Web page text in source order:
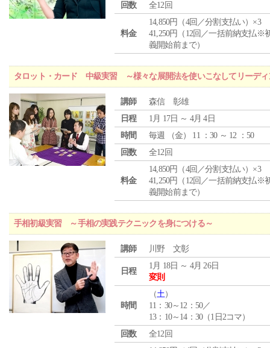
回数
全12回
料金
14,850円（4回／分割支払い）×3
41,250円（12回／一括前納支払※
義開始前まで）
タロット・カード 中級実習 ～様々な展開法を使いこなしてリーディ
講師
森信 彰雄
日程
1月 17日 ～ 4月 4日
時間
毎週 （金） 11 ：30 ～ 12 ：50
回数
全12回
料金
14,850円（4回／分割支払い）×3
41,250円（12回／一括前納支払※
義開始前まで）
手相初級実習 ～手相の実践テクニックを身につける～
講師 川野 文彰
日程
1月 18日 ～ 4月 26日
変則
時間
（土）
11：30～12：50／
13：10～14：30（1日2コマ）
回数
全12回